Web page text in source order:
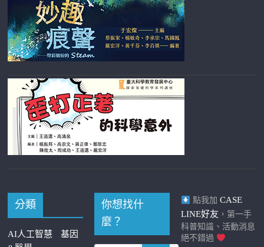
分類
AI人工智慧
基因
你想找什
麼？
點我加 CASE
LINE好友 ，第一手
科普知識、活動消息
絕不錯過